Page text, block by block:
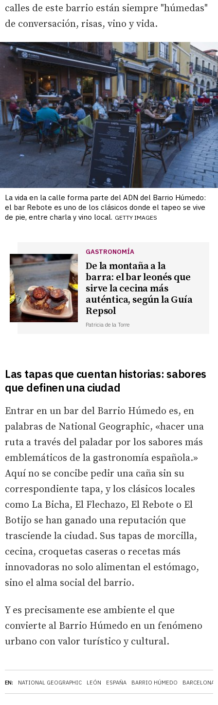
EN: NATIONAL GEOGRAPHIC LEÓN ESPAÑA BARRIO HÚMEDO BARCELONA
calles de este barrio están siempre "húmedas"
de conversación, risas, vino y vida.
La vida en la calle forma parte del ADN del Barrio Húmedo:
el bar Rebote es uno de los clásicos donde el tapeo se vive
de pie, entre charla y vino local. GETTY IMAGES
GASTRONOMÍA
De la montaña a la
barra: el bar leonés que
sirve la cecina más
auténtica, según la Guía
Repsol
Patricia de la Torre
Las tapas que cuentan historias: sabores
que definen una ciudad
Entrar en un bar del Barrio Húmedo es, en
palabras de National Geographic, «hacer una
ruta a través del paladar por los sabores más
emblemáticos de la gastronomía española.»
Aquí no se concibe pedir una caña sin su
correspondiente tapa, y los clásicos locales
como La Bicha, El Flechazo, El Rebote o El
Botijo se han ganado una reputación que
trasciende la ciudad. Sus tapas de morcilla,
cecina, croquetas caseras o recetas más
innovadoras no solo alimentan el estómago,
sino el alma social del barrio.
Y es precisamente ese ambiente el que
convierte al Barrio Húmedo en un fenómeno
urbano con valor turístico y cultural.